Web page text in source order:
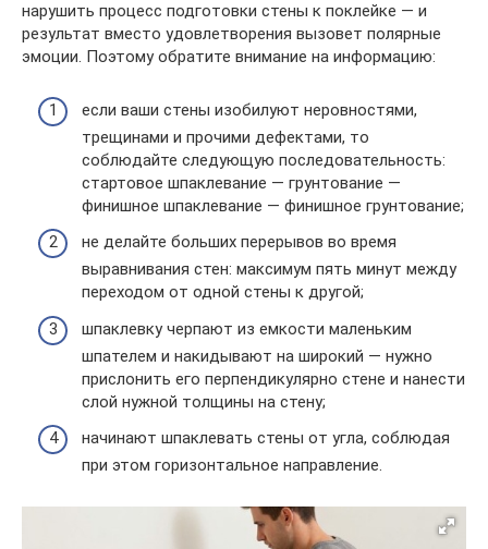
нарушить процесс подготовки стены к поклейке — и
результат вместо удовлетворения вызовет полярные
эмоции. Поэтому обратите внимание на информацию:
если ваши стены изобилуют неровностями,
трещинами и прочими дефектами, то
соблюдайте следующую последовательность:
стартовое шпаклевание — грунтование —
финишное шпаклевание — финишное грунтование;
не делайте больших перерывов во время
выравнивания стен: максимум пять минут между
переходом от одной стены к другой;
шпаклевку черпают из емкости маленьким
шпателем и накидывают на широкий — нужно
прислонить его перпендикулярно стене и нанести
слой нужной толщины на стену;
начинают шпаклевать стены от угла, соблюдая
при этом горизонтальное направление.